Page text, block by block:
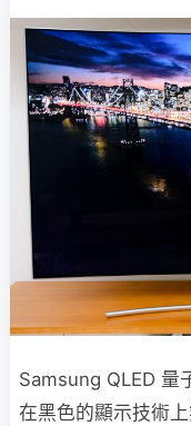
Samsung QLED 量
在黑色的顯示技術